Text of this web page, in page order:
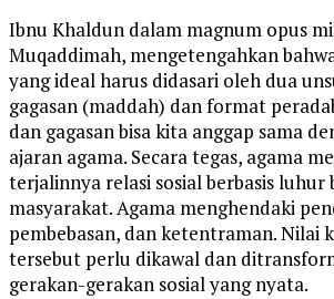
Ibnu Khaldun dalam magnum opus
Muqaddimah, mengetengahkan
yang ideal harus didasari oleh dua
gagasan (maddah) dan format
dan gagasan bisa kita anggap sama
ajaran agama. Secara tegas, agama
terjalinnya relasi sosial berbasis luhur
masyarakat. Agama menghendaki
pembebasan, dan ketentraman. Nilai
tersebut perlu dikawal dan
gerakan-gerakan sosial yang nyata.